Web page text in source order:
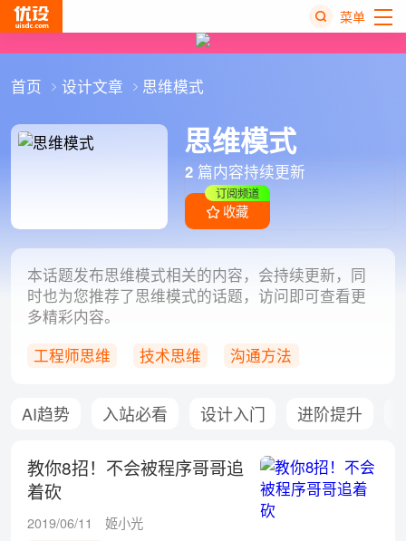
菜单
首页 设计文章 思维模式
思维模式
2 篇内容持续更新
收藏
订阅频道
本话题发布思维模式相关的内容，会持续更新，同
时也为您推荐了思维模式的话题，访问即可查看更
多精彩内容。
工程师思维
技术思维
沟通方法
AI趋势 入站必看 设计入门 进阶提升
教你8招！不会被程序哥哥追
着砍
2019/06/11
姬小光